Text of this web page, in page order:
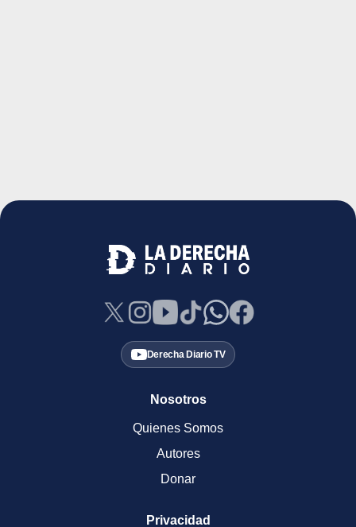
Derecha Diario TV
Nosotros
Quienes Somos
Autores
Donar
Privacidad